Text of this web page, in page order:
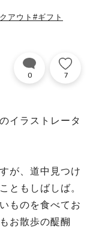
アウト #ギフト
0 7
イラストレータ
が、道中見つけ
ともしばしば。
ものを食べてお
お散歩の醍醐